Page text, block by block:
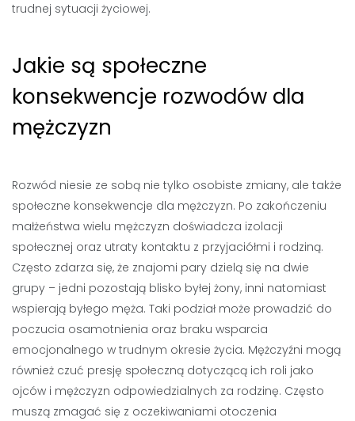
trudnej sytuacji życiowej.
Jakie są społeczne
konsekwencje rozwodów dla
mężczyzn
Rozwód niesie ze sobą nie tylko osobiste zmiany, ale także
społeczne konsekwencje dla mężczyzn. Po zakończeniu
małżeństwa wielu mężczyzn doświadcza izolacji
społecznej oraz utraty kontaktu z przyjaciółmi i rodziną.
Często zdarza się, że znajomi pary dzielą się na dwie
grupy – jedni pozostają blisko byłej żony, inni natomiast
wspierają byłego męża. Taki podział może prowadzić do
poczucia osamotnienia oraz braku wsparcia
emocjonalnego w trudnym okresie życia. Mężczyźni mogą
również czuć presję społeczną dotyczącą ich roli jako
ojców i mężczyzn odpowiedzialnych za rodzinę. Często
muszą zmagać się z oczekiwaniami otoczenia